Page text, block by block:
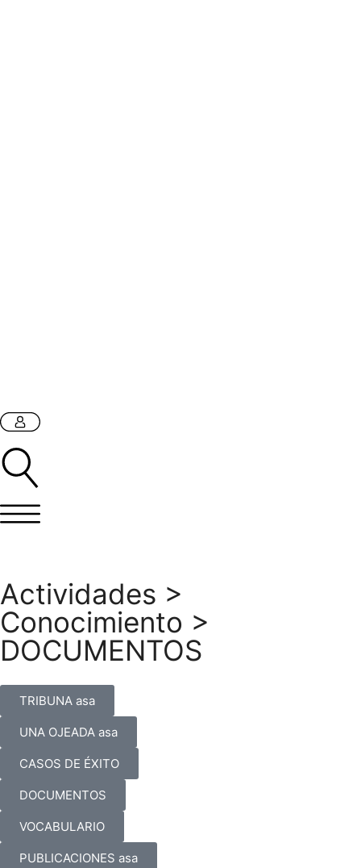
Actividades >
Conocimiento >
DOCUMENTOS
TRIBUNA asa
UNA OJEADA asa
CASOS DE ÉXITO
DOCUMENTOS
VOCABULARIO
PUBLICACIONES asa